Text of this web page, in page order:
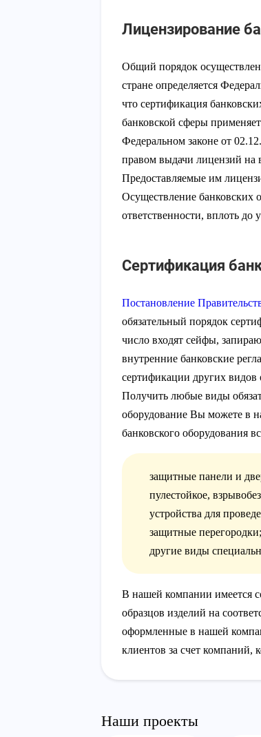
Лицензирование
Общий порядок
стране определяется
что сертификация
банковской сферы
Федеральном законе от
правом выдачи лицензий на
Предоставляемые им
Осуществление банковских
ответственности, вплоть до
Сертификация
Постановление
обязательный порядок
число входят сейфы,
внутренние банковские
сертификации других видов
Получить любые виды
оборудование Вы можете в
банковского оборудования
защитные панели и
пулестойкое,
устройства для
защитные перегородки;
другие виды
В нашей компании имеется
образцов изделий на
оформленные в нашей
клиентов за счет компаний,
Наши проекты